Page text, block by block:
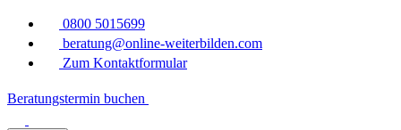
0800 5015699
beratung@online-weiterbilden.com
Zum Kontaktformular
Beratungstermin buchen